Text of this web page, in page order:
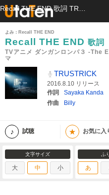
よみ：Recall THE END
Recall THE END 歌詞
TVアニメ ダンガンロンパ３ -The
マ
TRUSTRICK
2016.8.10 リリース
作詞
Sayaka Kanda
作曲
Billy
試聴 ★ お気に入
文字サイズ
大 中 小
ふ
あ